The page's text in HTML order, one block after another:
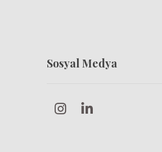
Sosyal Medya